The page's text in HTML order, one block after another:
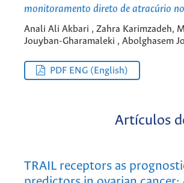
monitoramento direto de atracúrio
Anali Ali Akbari , Zahra Karimzadeh,
Jouyban-Gharamaleki , Abolghasem
PDF ENG (English)
Artículos
TRAIL receptors as